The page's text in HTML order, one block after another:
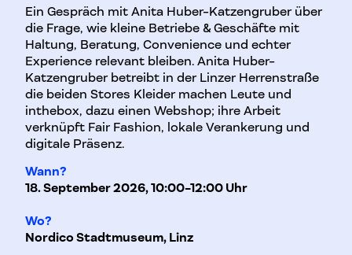
Ein Gespräch mit Anita Huber-Katzengruber über
die Frage, wie kleine Betriebe & Geschäfte mit
Haltung, Beratung, Convenience und echter
Experience relevant bleiben. Anita Huber-
Katzengruber betreibt in der Linzer Herrenstraße
die beiden Stores Kleider machen Leute und
inthebox, dazu einen Webshop; ihre Arbeit
verknüpft Fair Fashion, lokale Verankerung und
digitale Präsenz.
Wann?
18. September 2026, 10:00-12:00 Uhr
Wo?
Nordico Stadtmuseum, Linz